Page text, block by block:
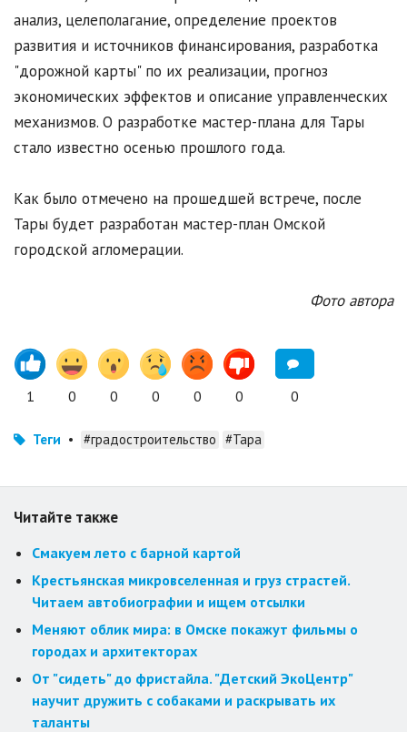
анализ, целеполагание, определение проектов
развития и источников финансирования, разработка
"дорожной карты" по их реализации, прогноз
экономических эффектов и описание управленческих
механизмов. О разработке мастер-плана для Тары
стало известно осенью прошлого года.
Как было отмечено на прошедшей встрече, после
Тары будет разработан мастер-план Омской
городской агломерации.
Фото автора
1 0 0 0 0 0 0
Теги • #градостроительство #Тара
Читайте также
Смакуем лето с барной картой
Крестьянская микровселенная и груз страстей.
Читаем автобиографии и ищем отсылки
Меняют облик мира: в Омске покажут фильмы о
городах и архитекторах
От "сидеть" до фристайла. "Детский ЭкоЦентр"
научит дружить с собаками и раскрывать их
таланты